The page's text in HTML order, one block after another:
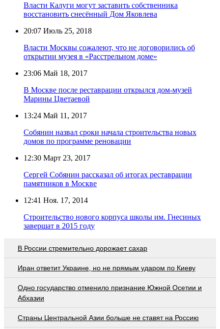
Власти Калуги могут заставить собственника
восстановить снесённый Дом Яковлева
20:07 Июль 25, 2018
Власти Москвы сожалеют, что не договорились об
открытии музея в «Расстрельном доме»
23:06 Май 18, 2017
В Москве после реставрации открылся дом-музей
Марины Цветаевой
13:24 Май 11, 2017
Собянин назвал сроки начала строительства новых
домов по программе реновации
12:30 Март 23, 2017
Сергей Собянин рассказал об итогах реставрации
памятников в Москве
12:41 Ноя. 17, 2014
Строительство нового корпуса школы им. Гнесиных
завершат в 2015 году
В России стремительно дорожает сахар
Иран ответит Украине, но не прямым ударом по Киеву
Одно государство отменило признание Южной Осетии и
Абхазии
Страны Центральной Азии больше не ставят на Россию